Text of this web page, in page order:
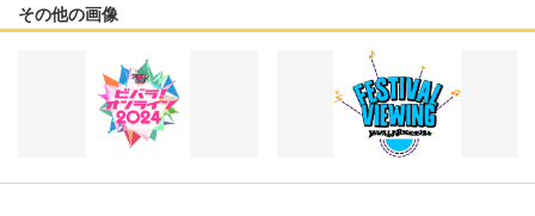
その他の画像